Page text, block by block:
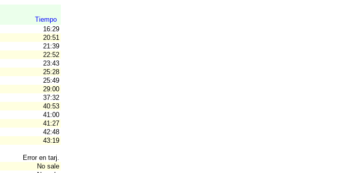
Tiempo
16:29
20:51
21:39
22:52
23:43
25:28
25:49
29:00
37:32
40:53
41:00
41:27
42:48
43:19
Error en tarj.
No sale